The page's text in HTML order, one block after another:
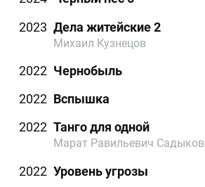
2023 Дела житейские 2
Михаил Кузнецов
2022 Чернобыль
2022 Вспышка
2022 Танго для одной
Марат Равильевич Садыков
2022 Уровень угрозы